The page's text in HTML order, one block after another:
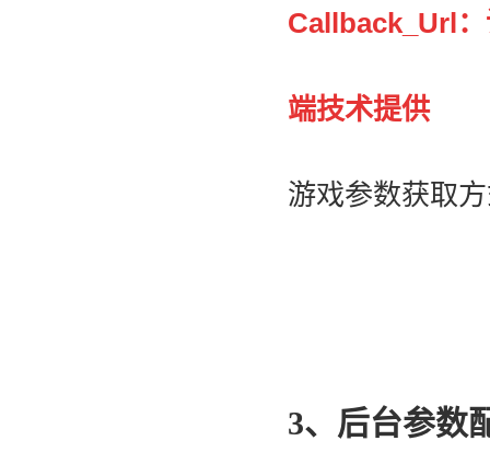
Callback_Url
端技术提供
游戏参数获取
3、后台参数